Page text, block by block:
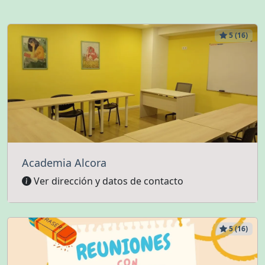
5 (16)
Academia Alcora
Ver dirección y datos de contacto
5 (16)